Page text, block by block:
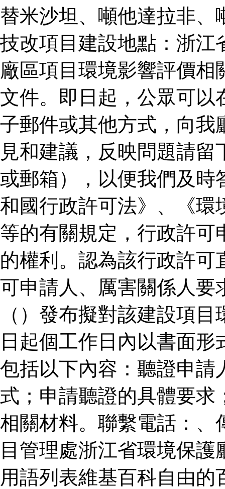
替米沙坦、噸他達拉非
技改項目建設地點：浙江
廠區項目環境影響評價
文件。即日起，公眾可以
子郵件或其他方式，向我
見和建議，反映問題請
或郵箱），以便我們及時
和國行政許可法》、《環
等的有關規定，行政許可
的權利。認為該行政許
可申請人、厲害關係人要
（）發布擬對該建設項
日起個工作日內以書面
包括以下內容：聽證申請
式；申請聽證的具體要求
相關材料。聯繫電話：、
目管理處浙江省環境保護
用語列表維基百科自由